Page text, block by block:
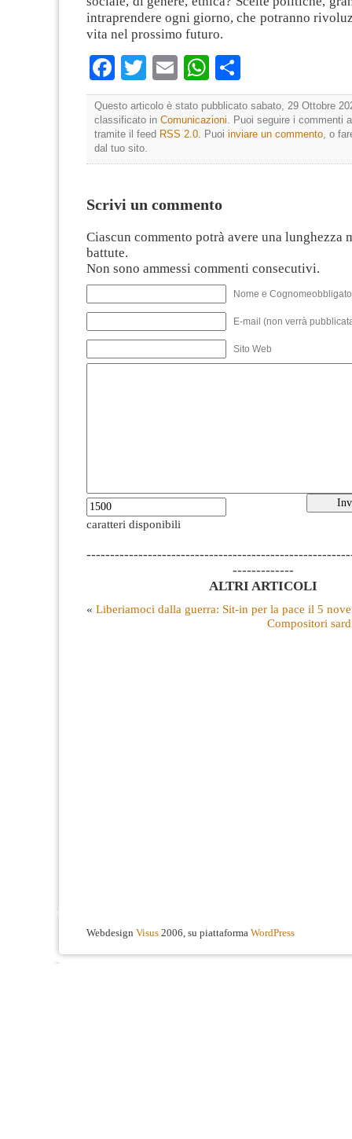
intraprendere ogni giorno, che potranno
vita nel prossimo futuro.
Facebook
TwitterEmailWhatsApp
Questo articolo è stato pubblicato sabato, 29 Ottobre
classificato in Comunicazioni. Puoi seguire i commenti
tramite il feed RSS 2.0. Puoi inviare un commento, o
dal tuo sito.
Scrivi un commento
Ciascun commento potrà avere una lunghezza
battute.
Non sono ammessi commenti consecutivi.
Nome e
E-mail (non verrà
Sito Web
caratteri disponibili
-------------
ALTRI ARTICOLI
« Liberiamoci dalla guerra: Sit-in per la pace il 5
Compositori
Webdesign Visus 2006, su piattaforma WordPress